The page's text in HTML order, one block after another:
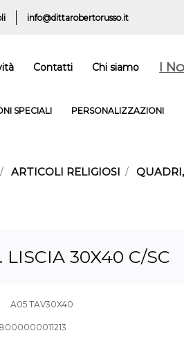
info@dittarobertorusso.it
Contatti Chi siamo I
SPECIALI PERSONALIZZAZIONI
ARTICOLI RELIGIOSI
LISCIA 30X40 C/SC
A05.TAV30X40
8000000011213